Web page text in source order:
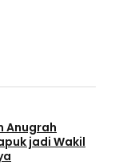
Anugrah
jadi Wakil